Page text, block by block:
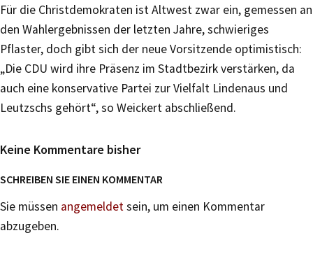
Für die Christdemokraten ist Altwest zwar ein, gemessen an
den Wahlergebnissen der letzten Jahre, schwieriges
Pflaster, doch gibt sich der neue Vorsitzende optimistisch:
„Die CDU wird ihre Präsenz im Stadtbezirk verstärken, da
auch eine konservative Partei zur Vielfalt Lindenaus und
Leutzschs gehört“, so Weickert abschließend.
Keine Kommentare bisher
SCHREIBEN SIE EINEN KOMMENTAR
Sie müssen angemeldetsein, um einen Kommentar
abzugeben.